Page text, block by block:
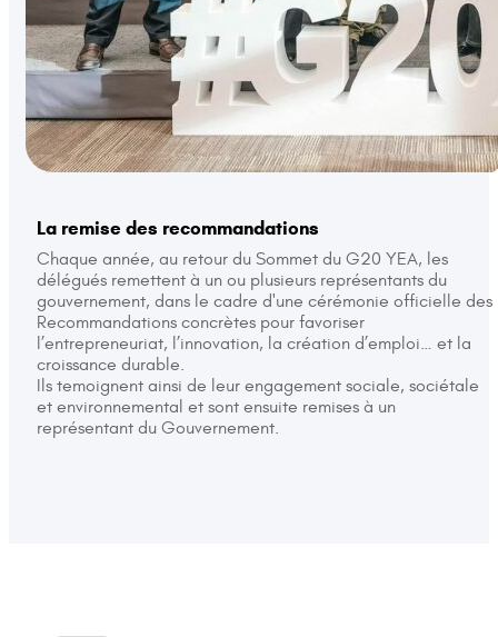
La remise des recommandations
Chaque année, au retour du Sommet du G20 YEA, les
délégués remettent à un ou plusieurs représentants du
gouvernement, dans le cadre d'une cérémonie officielle des
Recommandations concrètes pour favoriser
l’entrepreneuriat, l’innovation, la création d’emploi… et la
croissance durable.
Ils temoignent ainsi de leur engagement sociale, sociétale
et environnemental et sont ensuite remises à un
représentant du Gouvernement.